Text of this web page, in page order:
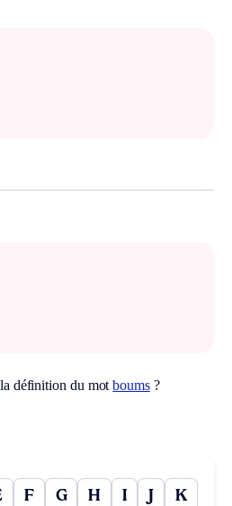
définition du motboums?
F G H I J K